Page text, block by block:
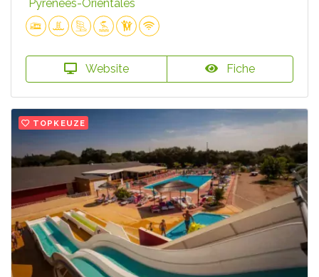
Pyrénées-Orientales
Website Fiche
TOPKEUZE